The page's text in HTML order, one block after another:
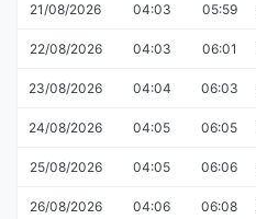
21/08/2026 04:03 05:59
22/08/2026 04:03 06:01
23/08/2026 04:04 06:03
24/08/2026 04:05 06:05
25/08/2026 04:05 06:06
26/08/2026 04:06 06:08